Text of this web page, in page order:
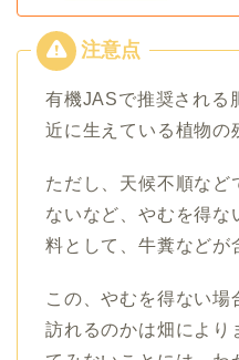
有機JASで推奨される
近に生えている植物の
ただし、天候不順など
ないなど、やむを得な
料として、牛糞などが
この、やむを得ない
訪れるのかは畑により